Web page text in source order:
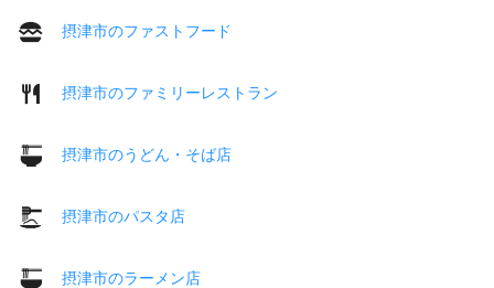
摂津市のファストフード
摂津市のファミリーレストラン
摂津市のうどん・そば店
摂津市のパスタ店
摂津市のラーメン店